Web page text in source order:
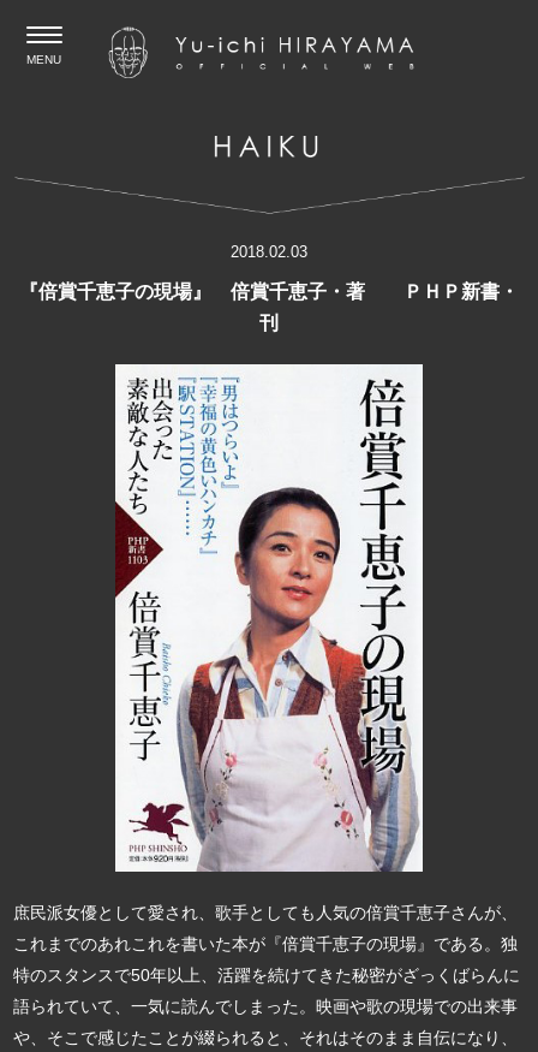
MENU
2018.02.03
『倍賞千恵子の現場』 倍賞千恵子・著 ＰＨＰ新書・
刊
庶民派女優として愛され、歌手としても人気の倍賞千恵子さんが、
これまでのあれこれを書いた本が『倍賞千恵子の現場』である。独
特のスタンスで50年以上、活躍を続けてきた秘密がざっくばらんに
語られていて、一気に読んでしまった。映画や歌の現場での出来事
や、そこで感じたことが綴られると、それはそのまま自伝になり、